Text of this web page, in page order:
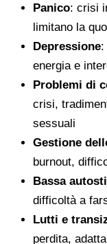
Panico: crisi
limitano la
Depressione:
energia e
Problemi di
crisi,
sessuali
Gestione
burnout,
Bassa
difficoltà a
Lutti e
perdita,